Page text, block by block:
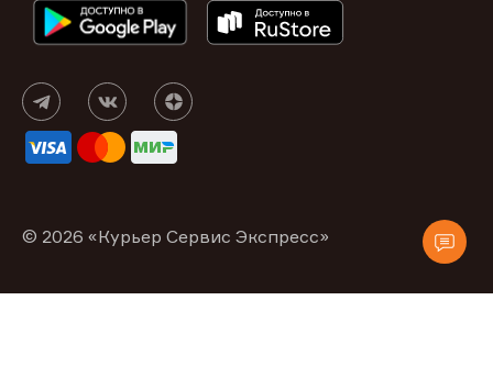
© 2026 «Курьер Сервис Экспресс»